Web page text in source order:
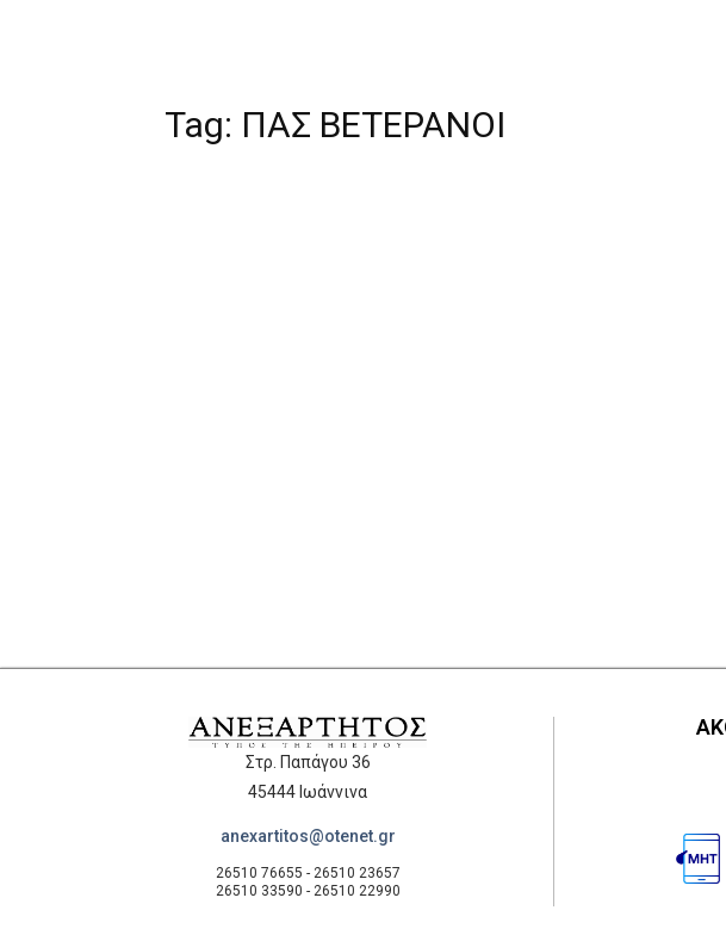
Tag: ΠΑΣ ΒΕΤΕΡΑΝΟΙ
Στρ. Παπάγου 36
45444 Ιωάννινα
anexartitos@otenet.gr
26510 76655 - 26510 23657
26510 33590 - 26510 22990